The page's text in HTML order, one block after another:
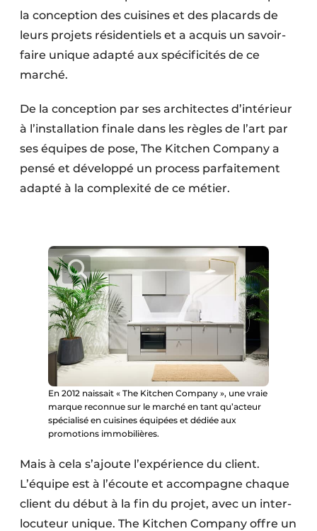
la conception des cuisines et des placards de
leurs projets résidentiels et a acquis un savoir-
faire unique adapté aux spécificités de ce
marché.
De la conception par ses architectes d’intérieur
à l’installation finale dans les règles de l’art par
ses équipes de pose, The Kitchen Company a
pensé et développé un process parfaitement
adapté à la complexité de ce métier.
En 2012 naissait « The Kitchen Company », une vraie
marque reconnue sur le marché en tant qu’acteur
spécialisé en cuisines équipées et dédiée aux
promotions immobilières.
Mais à cela s’ajoute l’expérience du client.
L’équipe est à l’écoute et accompagne chaque
client du début à la fin du projet, avec un inter­
locuteur unique. The Kitchen Company offre un